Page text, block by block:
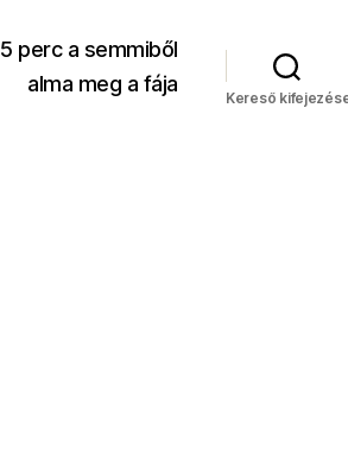
5 perc a semmiből
alma meg a fája
Kereső